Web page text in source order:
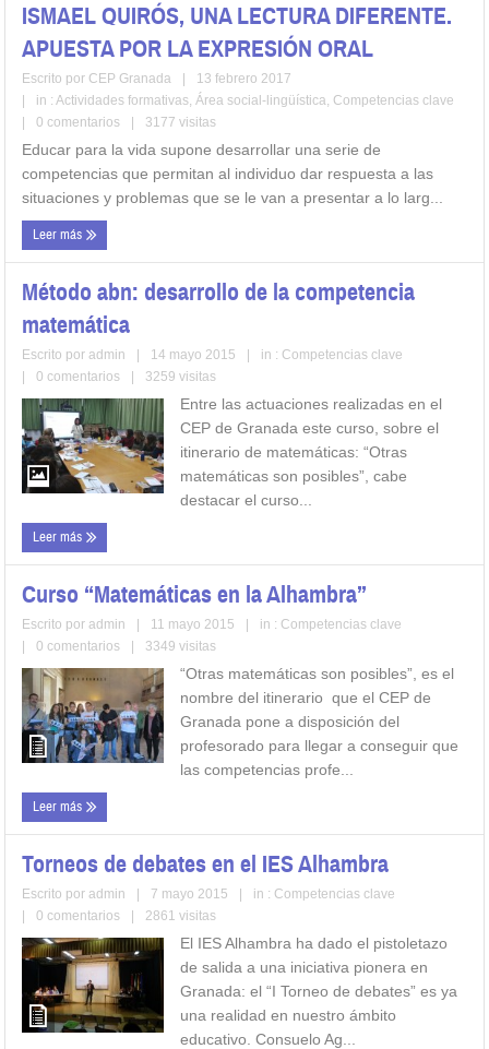
ISMAEL QUIRÓS, UNA LECTURA DIFERENTE.
APUESTA POR LA EXPRESIÓN ORAL
Escrito por CEP Granada
13 febrero 2017
in :Actividades formativas,Área social-lingüística, Competencias clave
0 comentarios 3177 visitas
Educar para la vida supone desarrollar una serie de
competencias que permitan al individuo dar respuesta a las
situaciones y problemas que se le van a presentar a lo larg...
Leer más
Método abn: desarrollo de la competencia
matemática
Escrito poradmin 14 mayo 2015 in : Competencias clave
0 comentarios 3259 visitas
Entre las actuaciones realizadas en el
CEP de Granada este curso, sobre el
itinerario de matemáticas: “Otras
matemáticas son posibles”, cabe
destacar el curso...
Leer más
Curso “Matemáticas en la Alhambra”
Escrito poradmin 11 mayo 2015 in : Competencias clave
0 comentarios 3349 visitas
“Otras matemáticas son posibles”, es el
nombre del itinerario que el CEP de
Granada pone a disposición del
profesorado para llegar a conseguir que
las competencias profe...
Leer más
Torneos de debates en el IES Alhambra
Escrito poradmin 7 mayo 2015 in : Competencias clave
0 comentarios 2861 visitas
El IES Alhambra ha dado el pistoletazo
de salida a una iniciativa pionera en
Granada: el “I Torneo de debates” es ya
una realidad en nuestro ámbito
educativo. Consuelo Ag...